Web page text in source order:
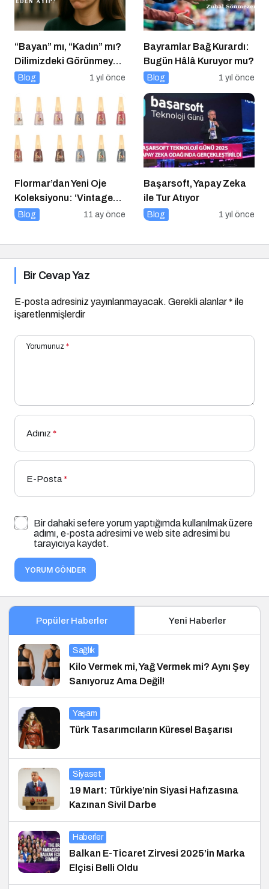
“Bayan” mı, “Kadın” mı?
Dilimizdeki Görünmeyen
Cinsiyet Ayrımı
Blog 1 yıl önce
Bayramlar Bağ Kurardı:
Bugün Hâlâ Kuruyor mu?
Blog 1 yıl önce
Flormar’dan Yeni Oje
Koleksiyonu: ‘Vintage
Romance’ Nostaljiyle
Blog 11 ay önce
Başarsoft, Yapay Zeka
ile Tur Atıyor
Blog 1 yıl önce
Bir Cevap Yaz
E-posta adresiniz yayınlanmayacak. Gerekli alanlar* ile
işaretlenmişlerdir
Yorumunuz *
Adınız *
E-Posta*
Bir dahaki sefere yorum yaptığımda kullanılmak üzere
adımı, e-posta adresimi ve web site adresimi bu
tarayıcıya kaydet.
YORUM GÖNDER
Popüler Haberler Yeni Haberler
Sağlık
Kilo Vermek mi, Yağ Vermek mi? Aynı Şey
Sanıyoruz Ama Değil!
Yaşam
Türk Tasarımcıların Küresel Başarısı
Siyaset
19 Mart: Türkiye’nin Siyasi Hafızasına
Kazınan Sivil Darbe
Haberler
Balkan E-Ticaret Zirvesi 2025’in Marka
Elçisi Belli Oldu